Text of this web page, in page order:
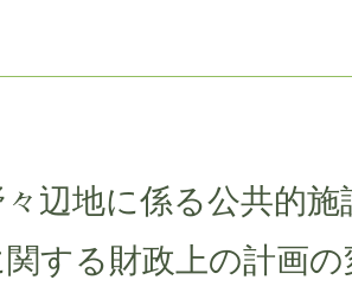
辺地に係る公共的
する財政上の計画